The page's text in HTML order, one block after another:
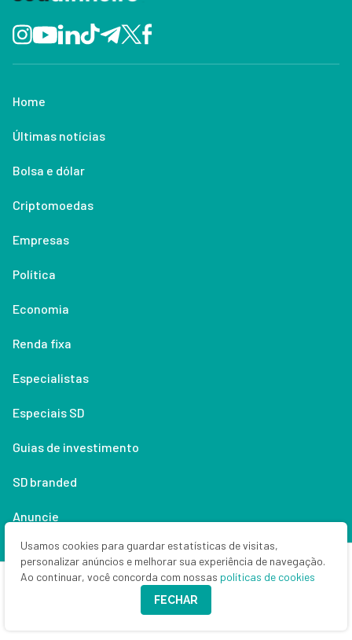
Home
Últimas notícias
Bolsa e dólar
Criptomoedas
Empresas
Política
Economia
Renda fixa
Especialistas
Especiais SD
Guias de investimento
SD branded
Anuncie
Money Times
Quem (não) somos
Usamos cookies para guardar estatísticas de visitas,
personalizar anúncios e melhorar sua experiência de navegação.
Ao continuar, você concorda com nossas políticas de cookies
FECHAR